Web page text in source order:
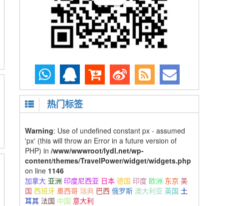
热门标签
Warning: Use of undefined constant px - assumed
'px' (this will throw an Error in a future version of
PHP) in /www/wwwroot/lydl.net/wp-
content/themes/TravelPower/widget/widgets.php
on line 1146
加拿大 亚洲 印度尼西亚 日本 德国 印度 欧洲 东京 美
国 西班牙 墨西哥 瑞典 巴西 俄罗斯 澳大利亚 英国 土
耳其 法国 中国 意大利